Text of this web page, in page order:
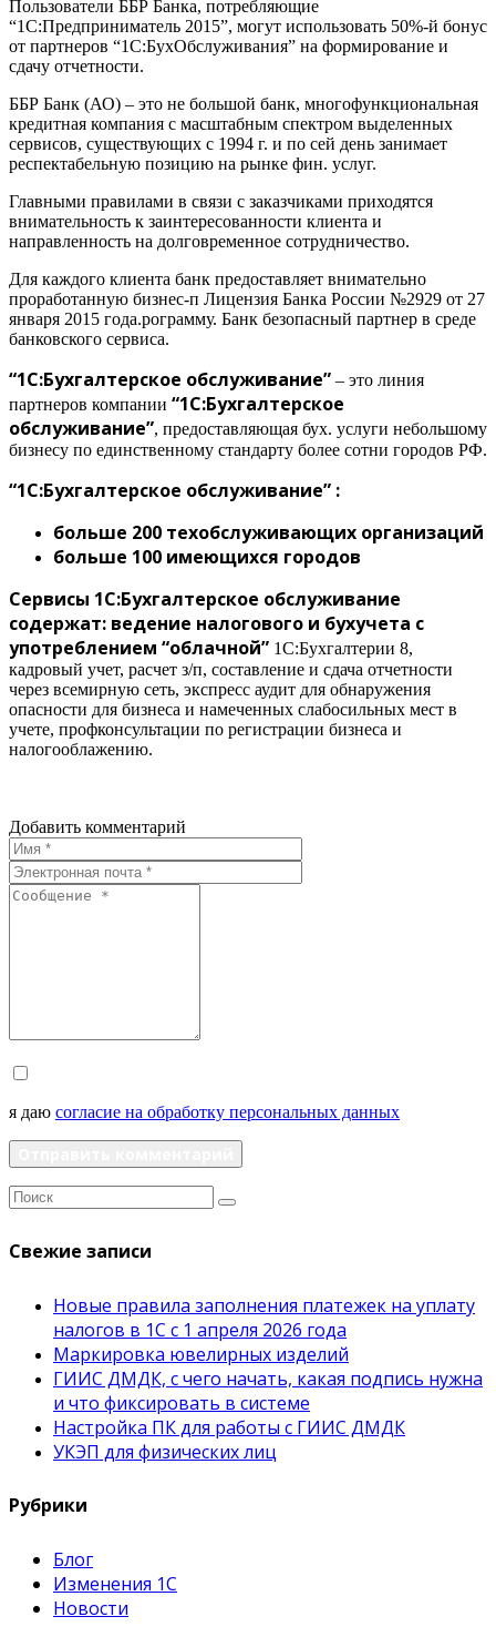
Пользователи ББР Банка, потребляющие
“1С:Предприниматель 2015”, могут использовать 50%-й бонус
от партнеров “1С:БухОбслуживания” на формирование и
сдачу отчетности.
ББР Банк (АО) – это не большой банк, многофункциональная
кредитная компания с масштабным спектром выделенных
сервисов, существующих с 1994 г. и по сей день занимает
респектабельную позицию на рынке фин. услуг.
Главными правилами в связи с заказчиками приходятся
внимательность к заинтересованности клиента и
направленность на долговременное сотрудничество.
Для каждого клиента банк предоставляет внимательно
проработанную бизнес-п Лицензия Банка России №2929 от 27
января 2015 года.рограмму. Банк безопасный партнер в среде
банковского сервиса.
“1С:Бухгалтерское обслуживание” – это линия
партнеров компании “1С:Бухгалтерское
обслуживание”, предоставляющая бух. услуги небольшому
бизнесу по единственному стандарту более сотни городов РФ.
“1С:Бухгалтерское обслуживание” :
больше 200 техобслуживающих организаций
больше 100 имеющихся городов
Сервисы 1С:Бухгалтерское обслуживание
содержат: ведение налогового и бухучета с
употреблением “облачной” 1С:Бухгалтерии 8,
кадровый учет, расчет з/п, составление и сдача отчетности
через всемирную сеть, экспресс аудит для обнаружения
опасности для бизнеса и намеченных слабосильных мест в
учете, профконсультации по регистрации бизнеса и
налогооблажению.
Добавить комментарий
я даю согласие на обработку персональных данных
Свежие записи
Новые правила заполнения платежек на уплату
налогов в 1С с 1 апреля 2026 года
Маркировка ювелирных изделий
ГИИС ДМДК, с чего начать, какая подпись нужна
и что фиксировать в системе
Настройка ПК для работы с ГИИС ДМДК
УКЭП для физических лиц
Рубрики
Блог
Изменения 1С
Новости